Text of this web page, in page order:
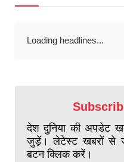
Loading headlines...
देश दुनिया की अपडेट
जुड़ें। लेटेस्ट खबरों से
बटन क्लिक करें।